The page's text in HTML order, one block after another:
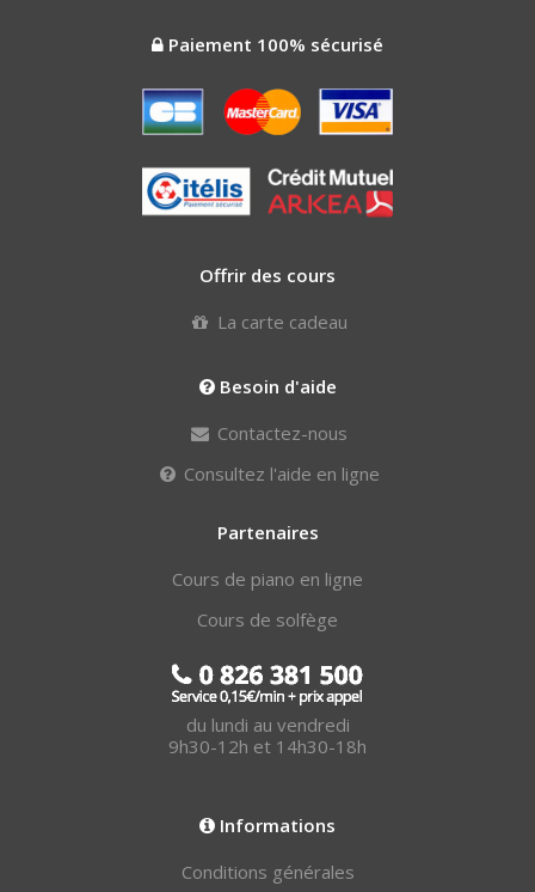
Paiement 100% sécurisé
Offrir des cours
La carte cadeau
Besoin d'aide
Contactez-nous
Consultez l'aide en ligne
Partenaires
Cours de piano en ligne
Cours de solfège
du lundi au vendredi
9h30-12h et 14h30-18h
Informations
Conditions générales